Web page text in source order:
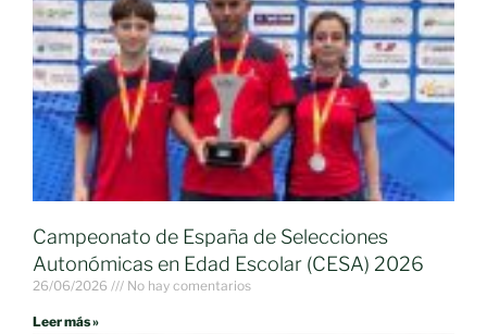
Campeonato de España de Selecciones
Autonómicas en Edad Escolar (CESA) 2026
26/06/2026 No hay comentarios
Leer más »